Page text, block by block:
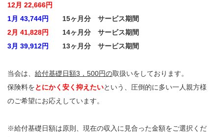
12月 22,666円
1月 43,744円 15ヶ月分 サービス期間
2月 41,828円 14ヶ月分 サービス期間
3月 39,912円 13ヶ月分 サービス期間
当会は、 給付基礎日額3，500円の取扱いをしております。
保険料をとにかく安く抑えたいという、圧倒的に多い一人親方様
のご希望にお応えしています。
※給付基礎日額は原則、現在の収入に見合った金額をご選択くだ